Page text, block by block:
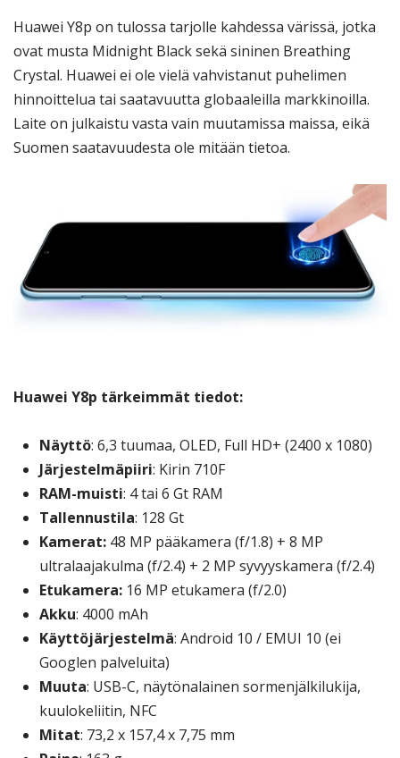
Huawei Y8p on tulossa tarjolle kahdessa värissä, jotka
ovat musta Midnight Black sekä sininen Breathing
Crystal. Huawei ei ole vielä vahvistanut puhelimen
hinnoittelua tai saatavuutta globaaleilla markkinoilla.
Laite on julkaistu vasta vain muutamissa maissa, eikä
Suomen saatavuudesta ole mitään tietoa.
Huawei Y8p tärkeimmät tiedot:
Näyttö: 6,3 tuumaa, OLED, Full HD+ (2400 x 1080)
Järjestelmäpiiri: Kirin 710F
RAM-muisti: 4 tai 6 Gt RAM
Tallennustila: 128 Gt
Kamerat: 48 MP pääkamera (f/1.8) + 8 MP
ultralaajakulma (f/2.4) + 2 MP syvyyskamera (f/2.4)
Etukamera:16 MP etukamera (f/2.0)
Akku: 4000 mAh
Käyttöjärjestelmä: Android 10 / EMUI 10 (ei
Googlen palveluita)
Muuta: USB-C, näytönalainen sormenjälkilukija,
kuulokeliitin, NFC
Mitat: 73,2 x 157,4 x 7,75 mm